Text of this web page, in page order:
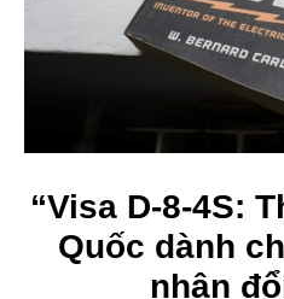
“Visa D-8-4S:
Quốc dành
nhân